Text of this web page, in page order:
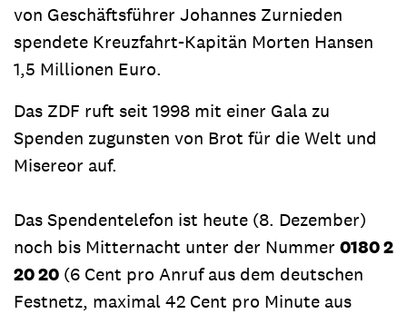
von Geschäftsführer Johannes Zurnieden
spendete Kreuzfahrt-Kapitän Morten Hansen
1,5 Millionen Euro.
Das ZDF ruft seit 1998 mit einer Gala zu
Spenden zugunsten von Brot für die Welt und
Misereor auf.
Das Spendentelefon ist heute (8. Dezember)
noch bis Mitternacht unter der Nummer 0180 2
20 20 (6 Cent pro Anruf aus dem deutschen
Festnetz, maximal 42 Cent pro Minute aus